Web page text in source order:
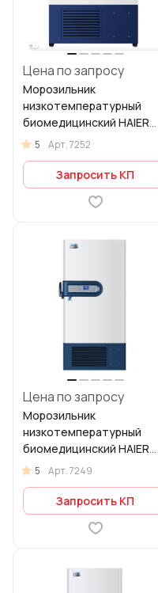
Цена по запросу
Морозильник
низкотемпературный
биомедицинский HAIER
DW-86W100 (−40 …−86 °C)
5 Арт.7252
Запросить КП
Цена по запросу
Морозильник
низкотемпературный
биомедицинский HAIER
DW-86L728 (−40 …−86 °C)
5 Арт.7249
Запросить КП